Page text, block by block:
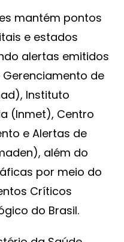
mantém pontos
e estados
alertas emitidos
de
Instituto
(Inmet), Centro
e Alertas de
além do
por meio do
Críticos
do Brasil.